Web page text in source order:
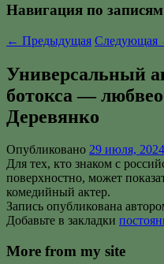
Навигация по записям
← Предыдущая Следующая
Универсальный
ботокса —
Деревянко
Опубликовано 29 июля, 2024
Для тех, кто знаком с
поверхностно, может
комедийный актер.
Запись опубликована
Добавьте в закладки
More from my site